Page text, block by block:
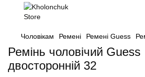
Чоловікам Ремені Ремені Guess
Ремінь чоловічий Guess
двосторонній 32